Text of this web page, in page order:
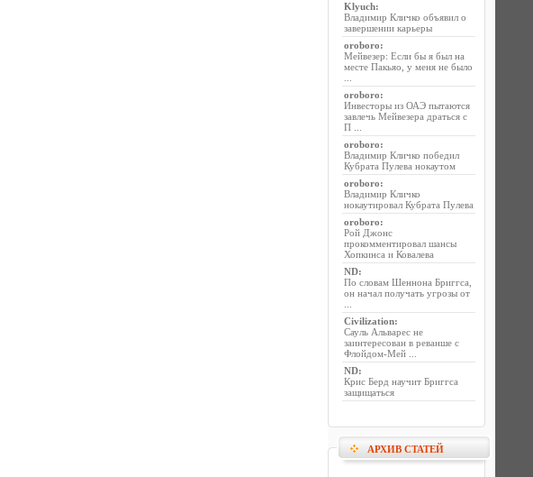
Klyuch:
Владимир Кличко объявил о
завершении карьеры
oroboro:
Мейвезер: Если бы я был на
месте Пакьяо, у меня не было
oroboro:
Инвесторы из ОАЭ пытаются
завлечь Мейвезера драться с
П ...
oroboro:
Владимир Кличко победил
Кубрата Пулева нокаутом
oroboro:
Владимир Кличко
нокаутировал Кубрата Пулева
oroboro:
Рой Джонс
прокомментировал шансы
Хопкинса и Ковалева
ND:
По словам Шеннона Бриггса,
он начал получать угрозы от
Civilization:
Сауль Альварес не
заинтересован в реванше с
Флойдом-Мей ...
ND:
Крис Берд научит Бриггса
защищаться
АРХИВ СТАТЕЙ